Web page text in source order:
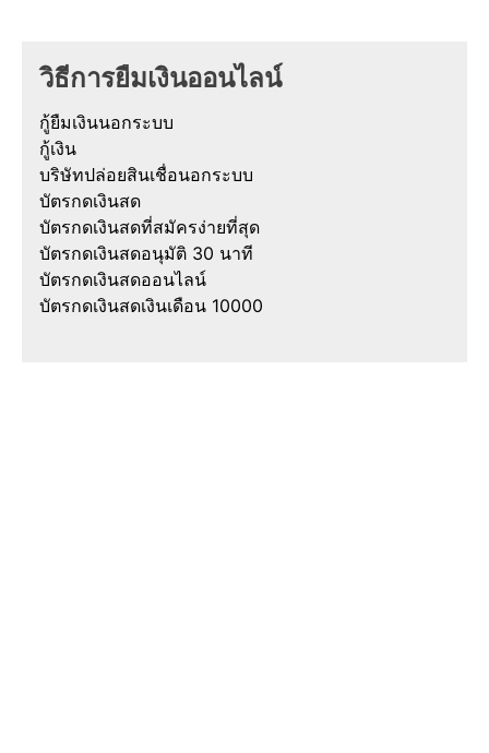
วิธีการยืมเงินออนไลน์
กู้ยืมเงินนอกระบบ
กู้เงิน
บริษัทปล่อยสินเชื่อนอกระบบ
บัตรกดเงินสด
บัตรกดเงินสดที่สมัครง่ายที่สุด
บัตรกดเงินสดอนุมัติ 30 นาที
บัตรกดเงินสดออนไลน์
บัตรกดเงินสดเงินเดือน 10000